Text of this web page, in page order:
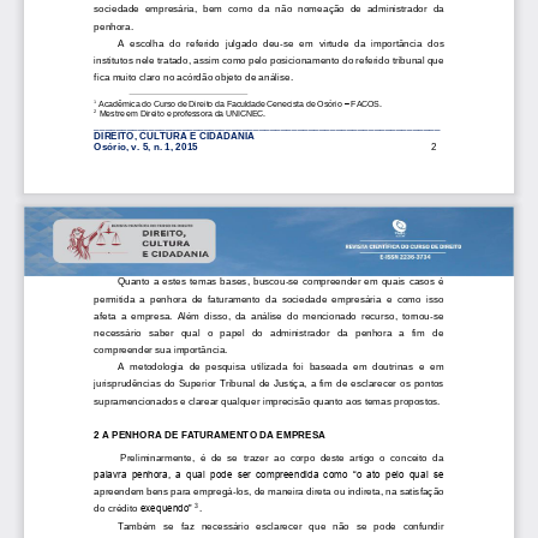
DIREITO, CULTURA E CIDADANIA
Osório, v. 5, n. 1, 2015 2
sociedade  empresária,  bem  como  da  não  nomeação  de  administrador  da
penhora.
A  escolha  do  referido  julgado  deu -se  em  virtude  da  importância  dos
institutos nele tratado, assim como pelo posicionamento do referido tribunal que
fica muito claro no acórdão objeto de análise.
1 Acadêmica do Curso de Direito da Faculdade Cenecista de Osório – FACOS.
2 Mestre em Direito e professora da UNICNEC.
Quanto  a  estes  temas  bases, buscou-se  compreender  em  quais  casos  é
permitida  a  penhora  de  faturamento  da  sociedade  empresária  e  como  isso
afeta  a  empresa.  Além  disso,  da  análise  do  mencionado  recurso,  tornou -se
necessário   saber   qual   o   papel   do   administrador   da   penhora   a   fim   de
compreender sua importância.
A  metodologia  de  pesquisa  utilizada  foi  baseada  em  doutrinas  e  em
jurisprudências  do  Superior Tribunal  de  Justiça,  a fim  de  esclarecer  os pontos
supramencionados e clarear qualquer imprecisão quanto aos temas propostos.
2 A PENHORA DE FATURAMENTO DA EMPRESA
Preliminarmente,  é  de  se  trazer  ao  corpo  deste  artigo  o  conceito  da
palavra  penhora,  a  qual  pode  ser  compreendida  como  “o  ato  pelo  qual  se
apreendem bens para empregá-los, de maneira direta ou indireta, na satisfação
do crédito exequendo” 3
Também   se   faz   necessário   esclarecer   que   não   se   pode   confundir